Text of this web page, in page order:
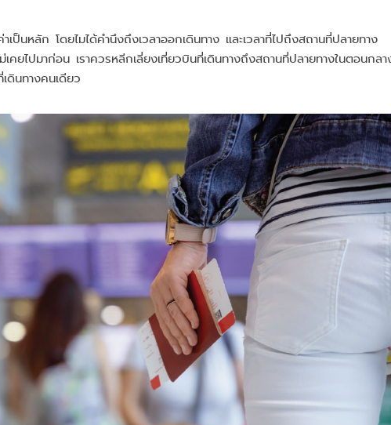
เป็นหลัก โดยไมได้คำนึงถึงเวลาออกเดินทาง และเวลาที่ไปถึงสถานที่ปลายทาง
เคยไปมาก่อน เราควรหลีกเลี่ยงเที่ยวบินที่เดินทางถึงสถานที่ปลายทางในตอนกลา
ดินทางคนเดียว